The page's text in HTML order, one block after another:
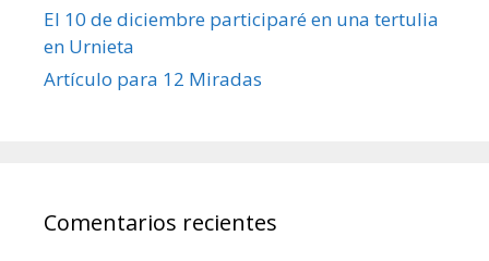
El 10 de diciembre participaré en una tertulia
en Urnieta
Artículo para 12 Miradas
Comentarios recientes